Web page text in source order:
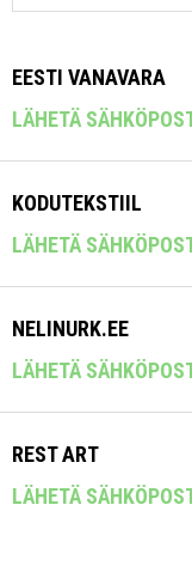
EESTI VANAVARA
LÄHETÄ
KODUTEKSTIIL
LÄHETÄ
NELINURK.EE
LÄHETÄ
REST ART
LÄHETÄ